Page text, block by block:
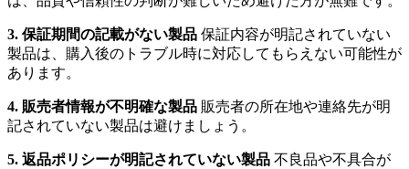
3. 保証期間の記載がない製品 保証内容が明記されていない
製品は、購入後のトラブル時に対応してもらえない可能性が
あります。
4. 販売者情報が不明確な製品 販売者の所在地や連絡先が明
記されていない製品は避けましょう。
5. 返品ポリシーが明記されていない製品 不良品や不具合が